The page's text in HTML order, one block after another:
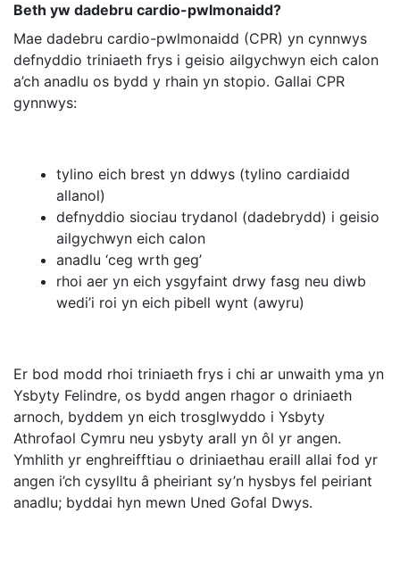
Beth yw dadebru cardio-pwlmonaidd?
Mae dadebru cardio-pwlmonaidd (CPR) yn cynnwys
defnyddio triniaeth frys i geisio ailgychwyn eich calon
a’ch anadlu os bydd y rhain yn stopio. Gallai CPR
gynnwys:
tylino eich brest yn ddwys (tylino cardiaidd
allanol)
defnyddio siociau trydanol (dadebrydd) i geisio
ailgychwyn eich calon
anadlu ‘ceg wrth geg’
rhoi aer yn eich ysgyfaint drwy fasg neu diwb
wedi’i roi yn eich pibell wynt (awyru)
Er bod modd rhoi triniaeth frys i chi ar unwaith yma yn
Ysbyty Felindre, os bydd angen rhagor o driniaeth
arnoch, byddem yn eich trosglwyddo i Ysbyty
Athrofaol Cymru neu ysbyty arall yn ôl yr angen.
Ymhlith yr enghreifftiau o driniaethau eraill allai fod yr
angen i’ch cysylltu â pheiriant sy’n hysbys fel peiriant
anadlu; byddai hyn mewn Uned Gofal Dwys.